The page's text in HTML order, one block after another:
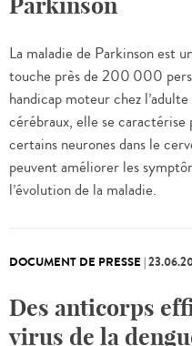
La maladie de Parkinson est
touche près de 200 000
handicap moteur chez
cérébraux, elle se caractérise
certains neurones dans le
peuvent améliorer les
l’évolution de la maladie.
DOCUMENT DE PRESSE |
Des anticorps
virus de la